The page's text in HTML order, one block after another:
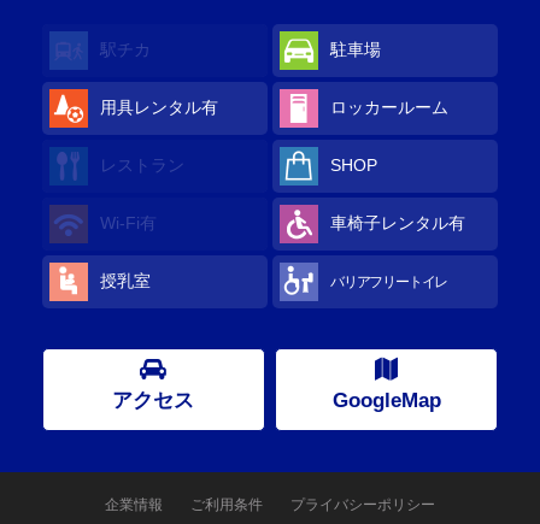
駅チカ 駐車場
用具レンタル有 ロッカールーム
レストラン SHOP
Wi-Fi有 車椅子レンタル有
授乳室 バリアフリートイレ
アクセス GoogleMap
企業情報 ご利用条件 プライバシーポリシー